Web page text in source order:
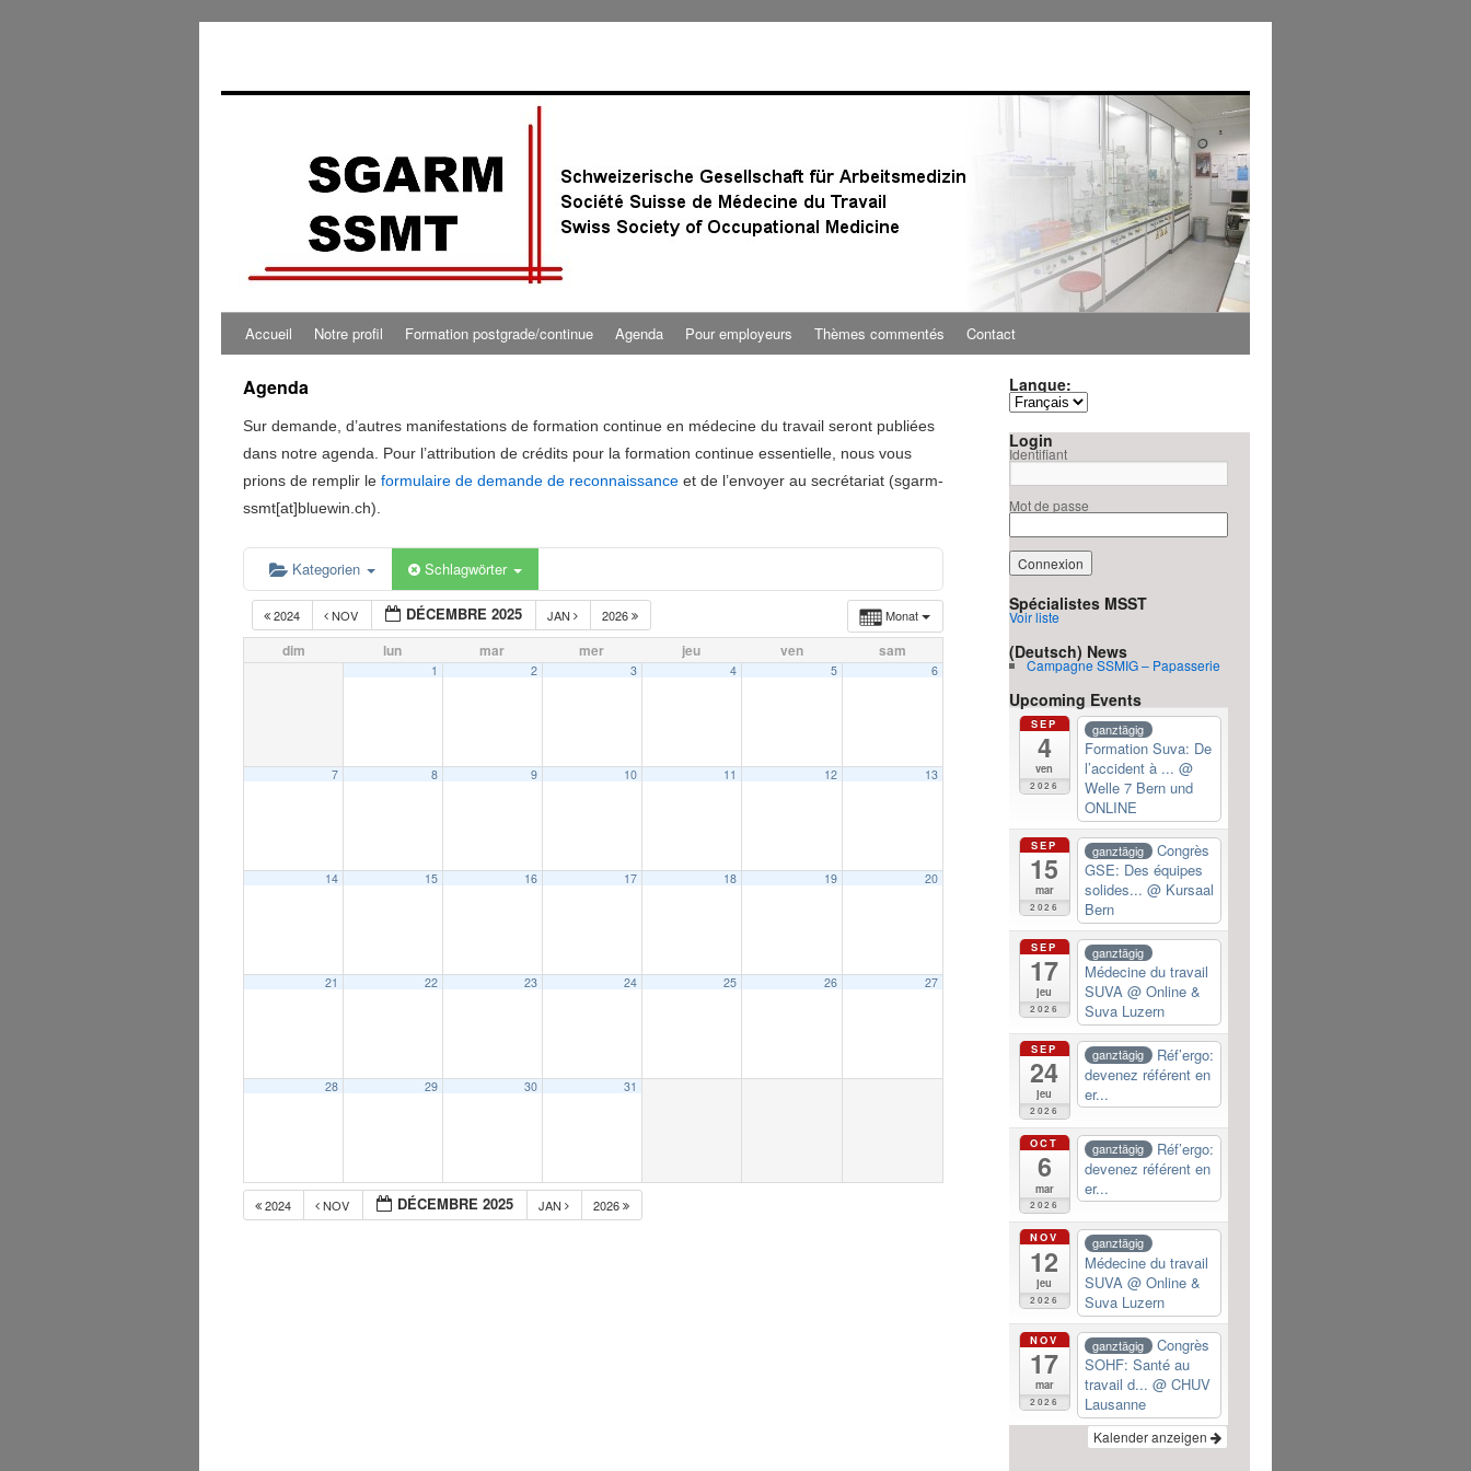
Accueil Notre profil Formation postgrade/continue Agenda Pour employeurs Thèmes commentés Contact
Agenda
Sur demande, d’autres manifestations de formation continue en médecine du travail seront publiées
dans notre agenda. Pour l’attribution de crédits pour la formation continue essentielle, nous vous
prions de remplir le formulaire de demande de reconnaissance et de l’envoyer au secrétariat (sgarm-
ssmt[at]bluewin.ch).
Kategorien Schlagwörter
Monat
2024 NOV DÉCEMBRE 2025 JAN 2026
dim lun mar mer jeu ven sam
1 2 3 4 5 6
7 8 9 10 11 12 13
14 15 16 17 18 19 20
21 22 23 24 25 26 27
28 29 30 31
2024 NOV DÉCEMBRE 2025 JAN 2026
Langue:
Login
Identifiant
Mot de passe
Spécialistes MSST
Voir liste
(Deutsch) News
Campagne SSMIG – Papasserie
Upcoming Events
SEP
4
ven
2026
ganztägig
Formation Suva: De
l’accident à ... @
Welle 7 Bern und
ONLINE
SEP
15
mar
2026
ganztägig
Congrès
GSE: Des équipes
solides... @ Kursaal
Bern
SEP
17
jeu
2026
ganztägig
Médecine du travail
SUVA @ Online &
Suva Luzern
SEP
24
jeu
2026
ganztägig
Réf’ergo:
devenez référent en
er...
OCT
6
mar
2026
ganztägig
Réf’ergo:
devenez référent en
er...
NOV
12
jeu
2026
ganztägig
Médecine du travail
SUVA @ Online &
Suva Luzern
NOV
17
mar
2026
ganztägig
Congrès
SOHF: Santé au
travail d... @ CHUV
Lausanne
Kalender anzeigen